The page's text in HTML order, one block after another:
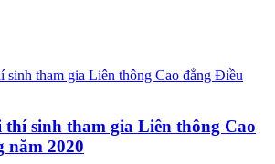
sinh tham gia Liên thông Cao
năm 2020